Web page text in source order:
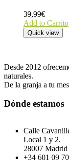
39,99€
Add to Carrito
Quick view
Desde 2012
naturales.
De la granja a tu
Dónde estamos
Calle
Local 1 y 2.
28007 Madrid
+34 601 09